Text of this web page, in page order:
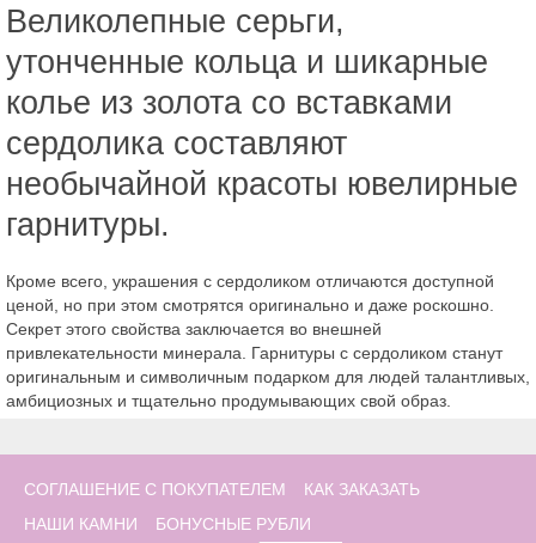
Великолепные серьги,
утонченные кольца и шикарные
колье из золота со вставками
сердолика составляют
необычайной красоты ювелирные
гарнитуры.
Кроме всего, украшения с сердоликом отличаются доступной
ценой, но при этом смотрятся оригинально и даже роскошно.
Секрет этого свойства заключается во внешней
привлекательности минерала. Гарнитуры с сердоликом станут
оригинальным и символичным подарком для людей талантливых,
амбициозных и тщательно продумывающих свой образ.
СОГЛАШЕНИЕ С ПОКУПАТЕЛЕМ
КАК ЗАКАЗАТЬ
НАШИ КАМНИ
БОНУСНЫЕ РУБЛИ